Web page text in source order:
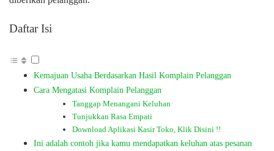
Daftar Isi
Kemajuan Usaha Berdasarkan Hasil Komplain Pelanggan
Cara Mengatasi Komplain Pelanggan
Tanggap Menangani Keluhan
Tunjukkan Rasa Empati
Download Aplikasi Kasir Toko, Klik Disini !!
Ini adalah contoh jika kamu mendapatkan keluhan atas pesanan